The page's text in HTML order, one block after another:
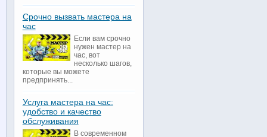
Срочно вызвать мастера на
час
Если вам срочно
нужен мастер на
час, вот
несколько шагов,
которые вы можете
предпринять...
Услуга мастера на час:
удобство и качество
обслуживания
В современном